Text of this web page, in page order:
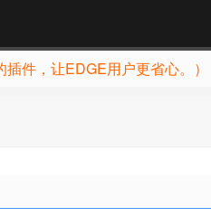
件，让EDGE用户更省心。）